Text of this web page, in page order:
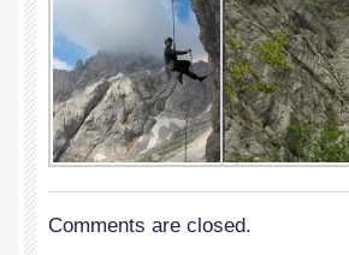
Comments are closed.